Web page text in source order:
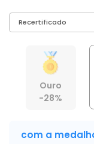
Ouro
-28%
com a